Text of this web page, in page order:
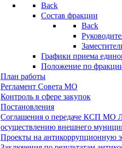
Back
Состав фракции
Back
Графики приема
Положение по
План работы
Регламент Совета МО
Контроль в сфере закупок
Постановления
Соглашения о передаче КСП МО
осуществлению внешнего
Проекты на антикоррупционную